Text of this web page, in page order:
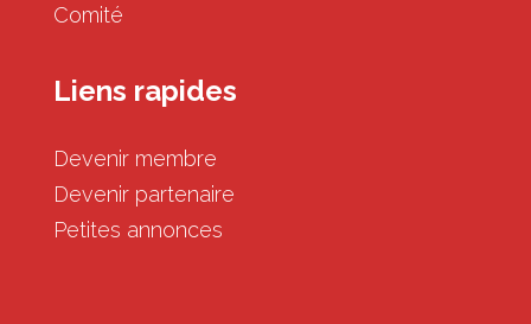
Comité
Liens rapides
Devenir membre
Devenir partenaire
Petites annonces